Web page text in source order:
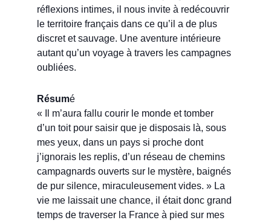
réflexions intimes, il nous invite à redécouvrir
le territoire français dans ce qu’il a de plus
discret et sauvage. Une aventure intérieure
autant qu’un voyage à travers les campagnes
oubliées.
Résumé
« Il m’aura fallu courir le monde et tomber
d’un toit pour saisir que je disposais là, sous
mes yeux, dans un pays si proche dont
j’ignorais les replis, d’un réseau de chemins
campagnards ouverts sur le mystère, baignés
de pur silence, miraculeusement vides. » La
vie me laissait une chance, il était donc grand
temps de traverser la France à pied sur mes